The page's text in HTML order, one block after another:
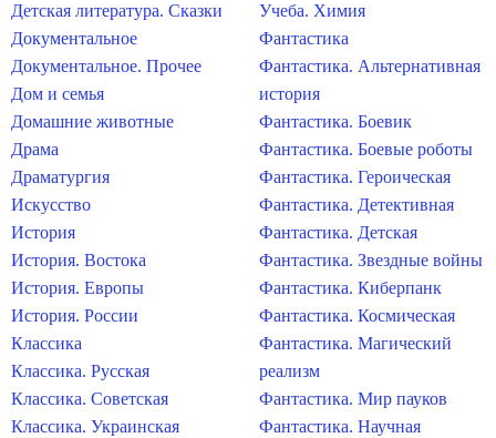
Детская литература. Сказки
Документальное
Документальное. Прочее
Дом и семья
Домашние животные
Драма
Драматургия
Искусство
История
История. Востока
История. Европы
История. России
Классика
Классика. Русская
Классика. Советская
Классика. Украинская
Учеба. Химия
Фантастика
Фантастика. Альтернативная
история
Фантастика. Боевик
Фантастика. Боевые роботы
Фантастика. Героическая
Фантастика. Детективная
Фантастика. Детская
Фантастика. Звездные войны
Фантастика. Киберпанк
Фантастика. Космическая
Фантастика. Магический
реализм
Фантастика. Мир пауков
Фантастика. Научная